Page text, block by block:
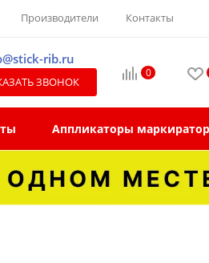
Производители Контакты
rib.ru
ЗАКАЗАТЬ ЗВОНОК
0
Аппликаторы